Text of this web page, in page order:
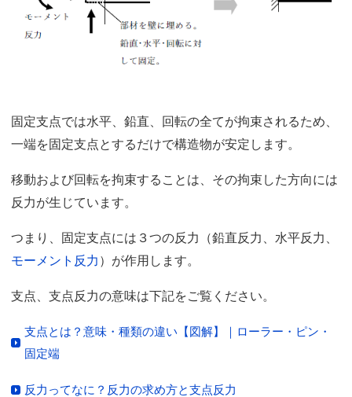
固定支点では水平、鉛直、回転の全てが拘束されるため、
一端を固定支点とするだけで構造物が安定します。
移動および回転を拘束することは、その拘束した方向には
反力が生じています。
つまり、固定支点には３つの反力（鉛直反力、水平反力、
モーメント反力 ）が作用します。
支点、支点反力の意味は下記をご覧ください。
支点とは？意味・種類の違い【図解】｜ローラー・ピン・
固定端
反力ってなに？反力の求め方と支点反力